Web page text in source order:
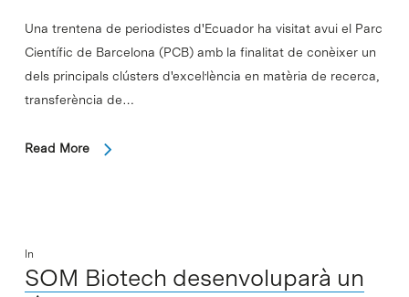
Una trentena de periodistes d'Ecuador ha visitat avui el Parc
Científic de Barcelona (PCB) amb la finalitat de conèixer un
dels principals clústers d'excel·lència en matèria de recerca,
transferència de…
Read More
In
SOM Biotech desenvoluparà un